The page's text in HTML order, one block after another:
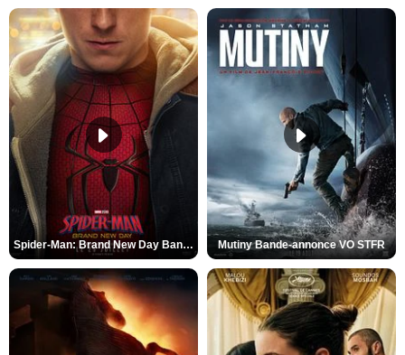
Spider-Man: Brand New Day Bande-annonce VO STFR Mutiny Bande-annonce VO STFR